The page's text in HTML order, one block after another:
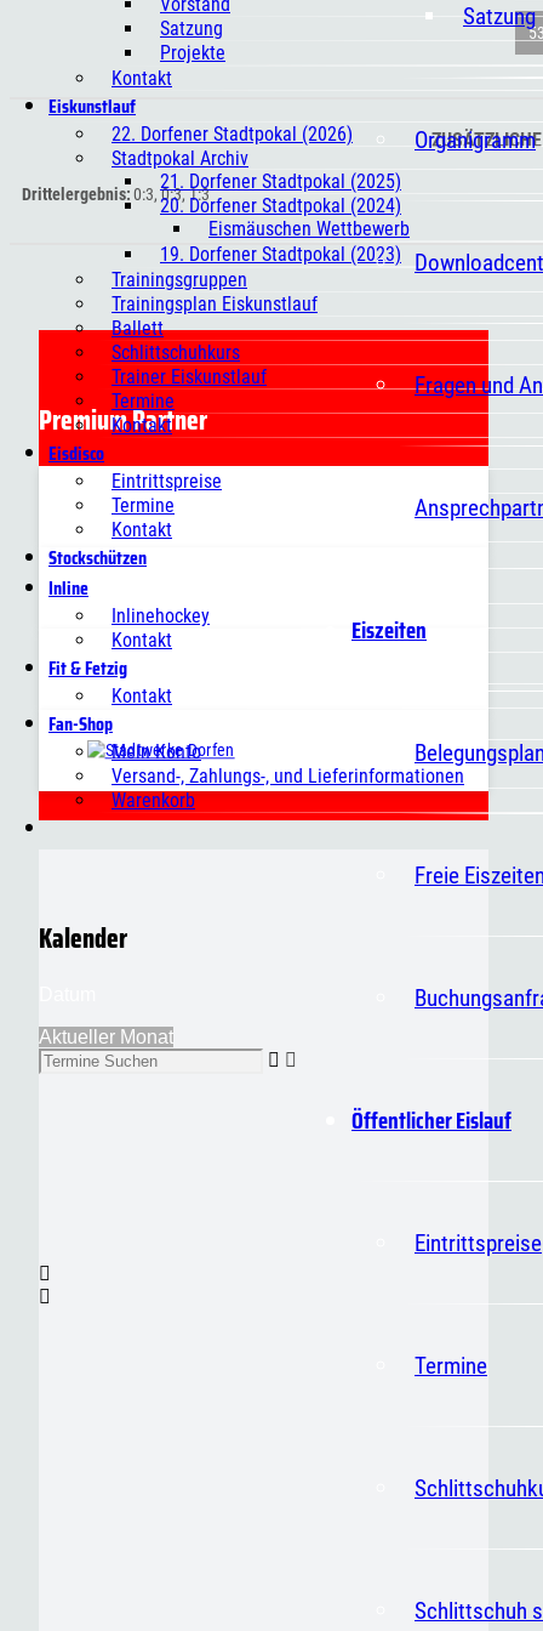
Satzung
Organigramm
Fragen und
Eiszeiten
Belegungsplan
Freie Eiszeiten
Öffentlicher Eislauf
Eintrittspreise
Termine
Schlittschuh
Satzung
Projekte
Kontakt
Eiskunstlauf
22. Dorfener Stadtpokal (2026)
Stadtpokal Archiv
21. Dorfener Stadtpokal (2025)
20. Dorfener Stadtpokal (2024)
Eismäuschen Wettbewerb
19. Dorfener Stadtpokal (2023)
Trainingsgruppen
Trainingsplan Eiskunstlauf
Ballett
Schlittschuhkurs
Trainer Eiskunstlauf
Termine
Kontakt
Eisdisco
Eintrittspreise
Termine
Kontakt
Stockschützen
Inline
Inlinehockey
Kontakt
Fit & Fetzig
Kontakt
Fan-Shop
Mein Konto
Versand-, Zahlungs-, und Lieferinformationen
Warenkorb
Drittelergebnis 0:3, 0:3, 1:3
Premium Partner
Kalender
Aktueller Monat